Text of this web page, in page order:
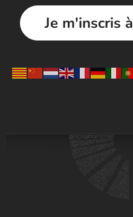
Je m'inscris